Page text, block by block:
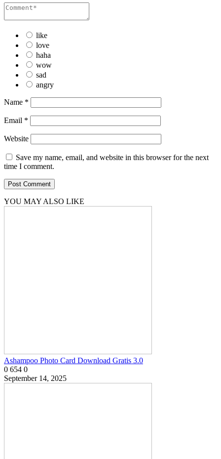
like
love
haha
wow
sad
angry
Name *
Email *
Website
Save my name, email, and website in this browser for the next
time I comment.
YOU MAY ALSO LIKE
Ashampoo Photo Card Download Gratis 3.0
0 654 0
September 14, 2025